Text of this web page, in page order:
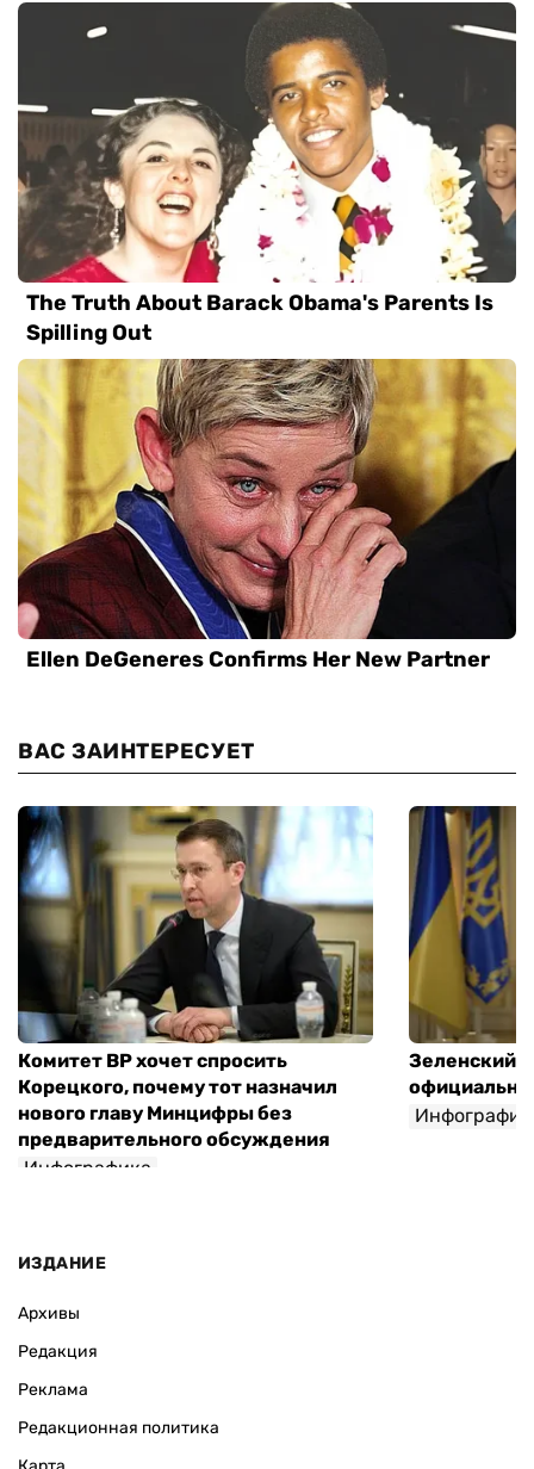
ВАС ЗАИНТЕРЕСУЕТ
Комитет ВР хочет спросить
Корецкого, почему тот назначил
нового главу Минцифры без
предварительного обсуждения
Инфографика
Зеленский
ИЗДАНИЕ
Архивы
Редакция
Реклама
Редакционная политика